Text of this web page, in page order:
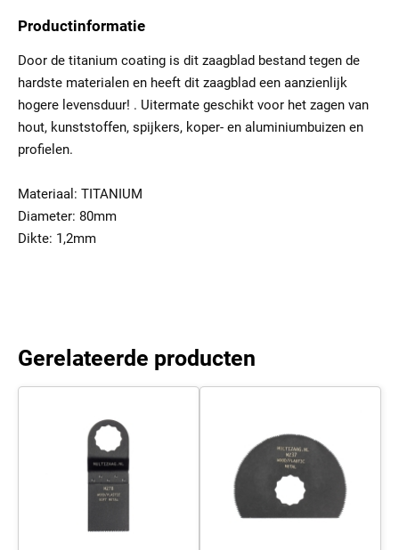
Productinformatie
Door de titanium coating is dit zaagblad bestand tegen de
hardste materialen en heeft dit zaagblad een aanzienlijk
hogere levensduur! . Uitermate geschikt voor het zagen van
hout, kunststoffen, spijkers, koper- en aluminiumbuizen en
profielen.
Materiaal: TITANIUM
Diameter: 80mm
Dikte: 1,2mm
Gerelateerde producten